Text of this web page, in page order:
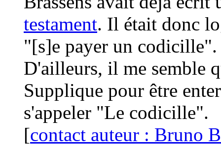
testament. Il était donc
"[s]e payer un codicille".
D'ailleurs, il me semble
Supplique pour être
s'appeler "Le codicille".
[contact auteur : Bruno